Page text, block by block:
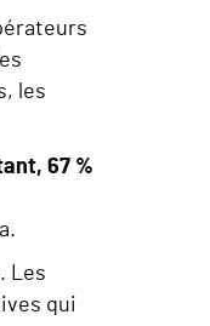
les
67 %
Les
qui